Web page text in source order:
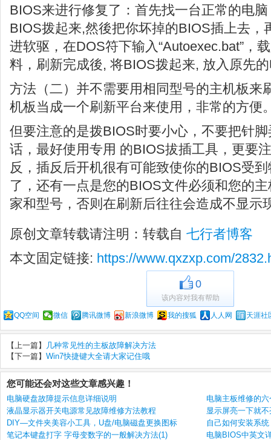
BIOS来进行修复了：首先找一台正常的电
BIOS拨起来,然後把你坏掉的BIOS插上去，
进软驱，在DOS符下输入“Autoexec.bat”，
料，刷新完成後, 将BIOS拨起来, 放入原先
方法（二）并不需要用相同型号的主机板来
机板当成一个刷新平台来使用，非常的方便
但要注意的是拨BIOS时要小心，不要把针
话，最好使用专用 的BIOS拔插工具，更要
反，插反后开机很有可能致使你的BIOS受
了，还有一点是您的BIOS文件必须和您的
家和型号，否则在刷新后往往会造成不显示
原创文章转载请注明：转载自 七行者博客
本文固定链接: https://www.qxzxp.com/
0
该内容对我有帮助
QQ空间 微信 腾讯微博 新浪微博 我的搜狐 人人网 天涯社
【上一篇】
几种常见性的主板故障解决方法
【下一篇】 Win7快捷键大全请大家记住哦
您可能还会对这些文章感兴趣！
电脑硬盘故障提示信息详细说明
电脑主板维修的
液晶显示器开关电源常见故障维修方法教程
显示屏亮一下就
DIY—文件夹美容小工具，U盘/电脑磁盘更换图标
自己如何安装系
笔记本键盘打字 字母变数字的一般解决方法(1)
电脑BIOS中英文